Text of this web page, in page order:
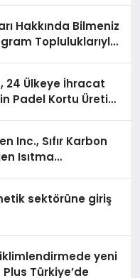
Hakkında Bilmeniz
Topluluklarıyla
24 Ülkeye İhracat
Padel Kortu Üretim
Inc., Sıfır Karbon
Isıtma
sektörüne giriş
iklimlendirmede yeni
Türkiye’de